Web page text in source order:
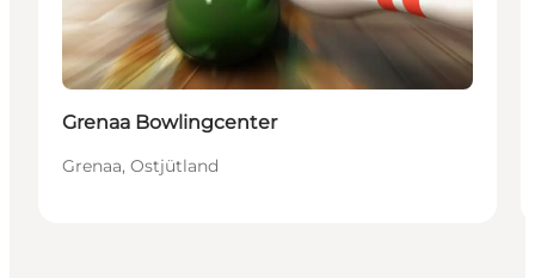
Grenaa Bowlingcenter
Grenaa, Ostjütland